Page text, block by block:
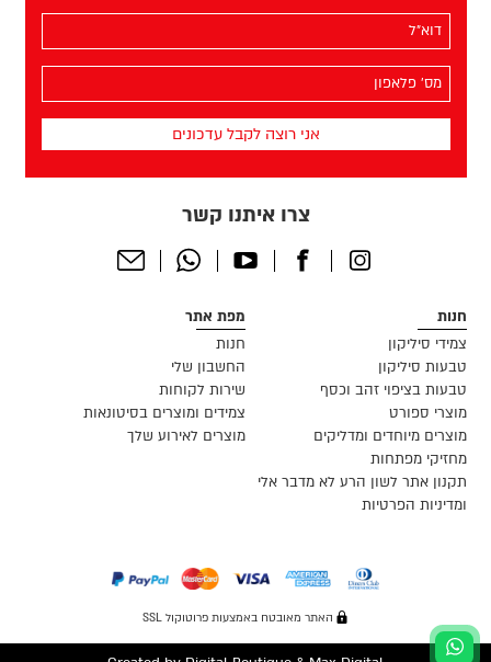
צרו איתנו קשר
Instagram
Facebook
Youtube
Whatsapp
Send
חנות
צמידי סיליקון
טבעות סיליקון
טבעות בציפוי זהב וכסף
מוצרי ספורט
מוצרים מיוחדים ומדליקים
מחזיקי מפתחות
תקנון אתר לשון הרע לא מדבר אלי
ומדיניות הפרטיות
מפת אתר
חנות
החשבון שלי
שירות לקוחות
צמידים ומוצרים בסיטונאות
מוצרים לאירוע שלך
האתר מאובטח באמצעות פרוטוקול SSL